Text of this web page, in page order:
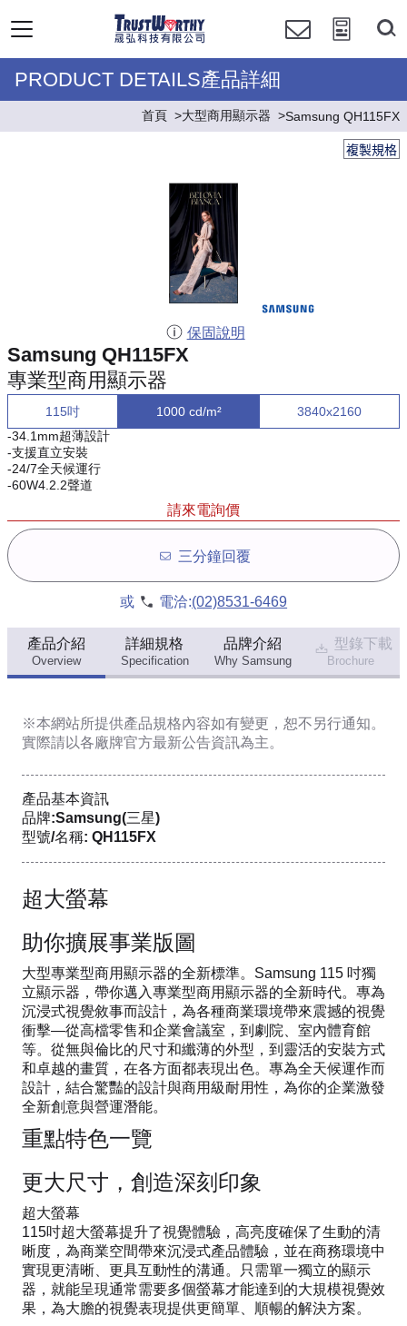
PRODUCT DETAILS產品詳細
首頁 大型商用顯示器 Samsung QH115FX
複製規格
保固說明
Samsung QH115FX
專業型商用顯示器
115吋 1000 cd/m²
3840x2160
-34.1mm超薄設計
-支援直立安裝
-24/7全天候運行
-60W4.2.2聲道
請來電詢價
三分鐘回覆
或 電洽:(02)8531-6469
產品介紹
Overview
詳細規格
Specification
品牌介紹
Why Samsung
型錄下載
Brochure
※本網站所提供產品規格內容如有變更，恕不另行通知。
實際請以各廠牌官方最新公告資訊為主。
產品基本資訊
品牌:Samsung(三星)
型號/名稱: QH115FX
超大螢幕
助你擴展事業版圖
大型專業型商用顯示器的全新標準。Samsung 115 吋獨
立顯示器，帶你邁入專業型商用顯示器的全新時代。專為
沉浸式視覺敘事而設計，為各種商業環境帶來震撼的視覺
衝擊—從高檔零售和企業會議室，到劇院、室內體育館
等。從無與倫比的尺寸和纖薄的外型，到靈活的安裝方式
和卓越的畫質，在各方面都表現出色。專為全天候運作而
設計，結合驚豔的設計與商用級耐用性，為你的企業激發
全新創意與營運潛能。
重點特色一覽
更大尺寸，創造深刻印象
超大螢幕
115吋超大螢幕提升了視覺體驗，高亮度確保了生動的清
晰度，為商業空間帶來沉浸式產品體驗，並在商務環境中
實現更清晰、更具互動性的溝通。只需單一獨立的顯示
器，就能呈現通常需要多個螢幕才能達到的大規模視覺效
果，為大膽的視覺表現提供更簡單、順暢的解決方案。